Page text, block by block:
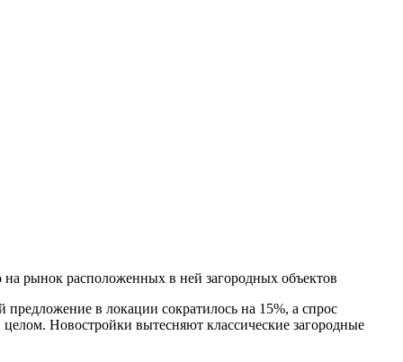
рынок расположенных в ней загородных объектов
в локации сократилось на 15%, а спрос
Новостройки вытесняют классические загородные